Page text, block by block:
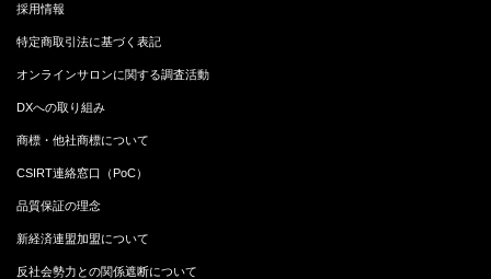
採用情報
特定商取引法に基づく表記
オンラインサロンに関する調査活動
DXへの取り組み
商標・他社商標について
CSIRT連絡窓口（PoC）
品質保証の理念
新経済連盟加盟について
反社会勢力との関係遮断について